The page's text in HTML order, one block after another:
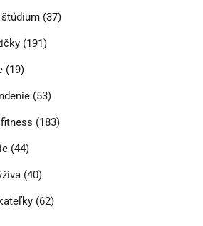
(37)
(191)
(19)
(53)
(183)
(44)
(40)
(62)